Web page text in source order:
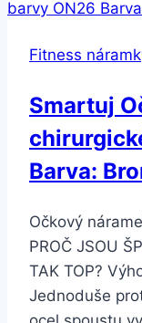
Fitness
Smartuj
Barva:
Očkový
PROČ JSOU
TAK TOP?
Jednoduše